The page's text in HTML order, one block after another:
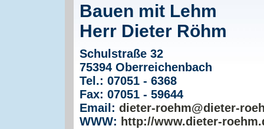
Bauen mit Lehm
Herr Dieter Röhm
Schulstraße 32
75394 Oberreichenbach
Tel.: 07051 - 6368
Fax: 07051 - 59644
Email: dieter-roehm@dieter-
WWW: http://www.dieter-